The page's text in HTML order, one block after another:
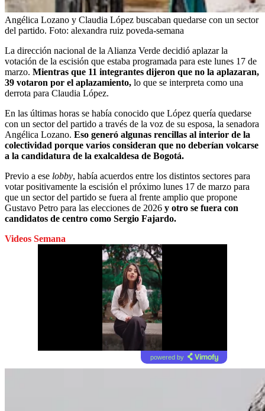
Angélica Lozano y Claudia López buscaban quedarse con un sector
del partido. Foto: alexandra ruiz poveda-semana
La dirección nacional de la Alianza Verde decidió aplazar la
votación de la escisión que estaba programada para este lunes 17 de
marzo. Mientras que 11 integrantes dijeron que no la aplazaran,
39 votaron por el aplazamiento, lo que se interpreta como una
derrota para Claudia López.
En las últimas horas se había conocido que López quería quedarse
con un sector del partido a través de la voz de su esposa, la senadora
Angélica Lozano. Eso generó algunas rencillas al interior de la
colectividad porque varios consideran que no deberían volcarse
a la candidatura de la exalcaldesa de Bogotá.
Previo a ese lobby, había acuerdos entre los distintos sectores para
votar positivamente la escisión el próximo lunes 17 de marzo para
que un sector del partido se fuera al frente amplio que propone
Gustavo Petro para las elecciones de 2026 y otro se fuera con
candidatos de centro como Sergio Fajardo.
Videos Semana
powered by